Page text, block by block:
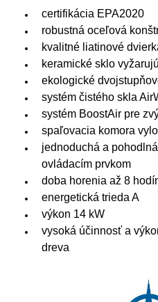
certifikácia EPA2020
robustná oceľová
kvalitné liatinové
keramické sklo
ekologické
systém čistého skla
systém BoostAir pre
spaľovacia komora
jednoduchá a
ovládacím prvkom
doba horenia až 8
energetická trieda A
výkon 14 kW
vysoká účinnosť a
dreva